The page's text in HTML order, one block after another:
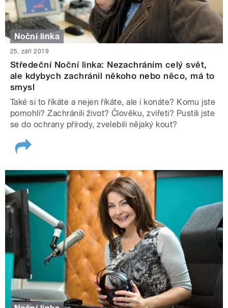
Noční linka
25. září 2019
Středeční Noční linka: Nezachráním celý svět,
ale kdybych zachránil někoho nebo něco, má to
smysl
Také si to říkáte a nejen říkáte, ale i konáte? Komu jste
pomohli? Zachránili život? Člověku, zvířeti? Pustili jste
se do ochrany přírody, zvelebili nějaký kout?